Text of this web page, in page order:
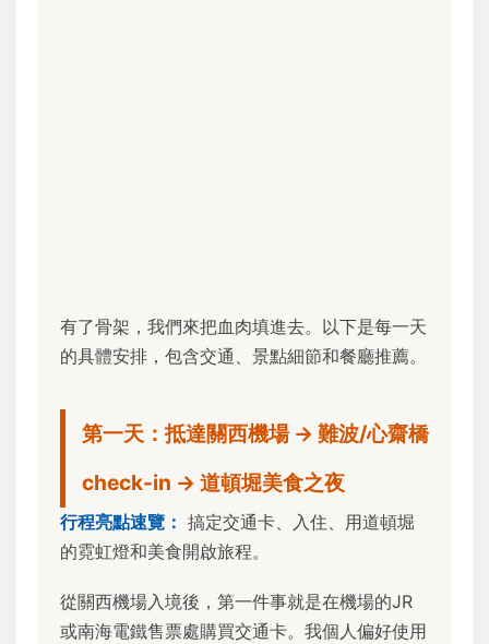
有了骨架，我們來把血肉填進去。以下是每一天
的具體安排，包含交通、景點細節和餐廳推薦。
第一天：抵達關西機場 → 難波/心齋橋
check-in → 道頓堀美食之夜
行程亮點速覽： 搞定交通卡、入住、用道頓堀
的霓虹燈和美食開啟旅程。
從關西機場入境後，第一件事就是在機場的JR
或南海電鐵售票處購買交通卡。我個人偏好使用